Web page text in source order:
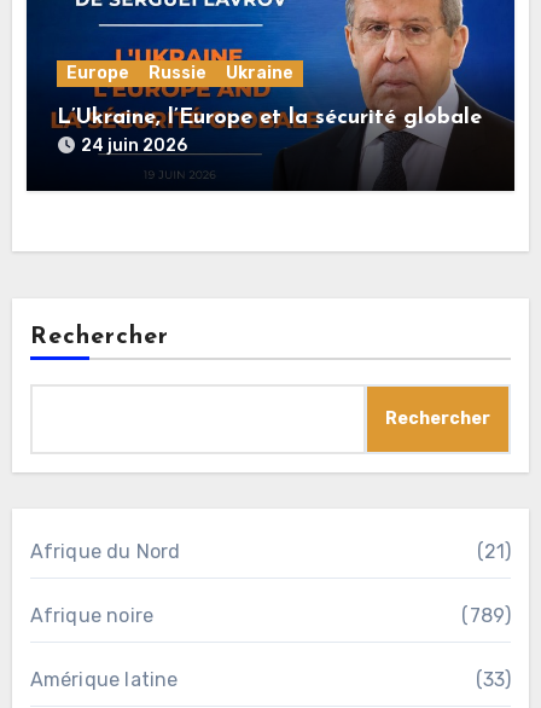
Europe Russie Ukraine
L’Ukraine, l’Europe et la sécurité globale
24 juin 2026
Rechercher
Rechercher
Afrique du Nord (21)
Afrique noire (789)
Amérique latine (33)